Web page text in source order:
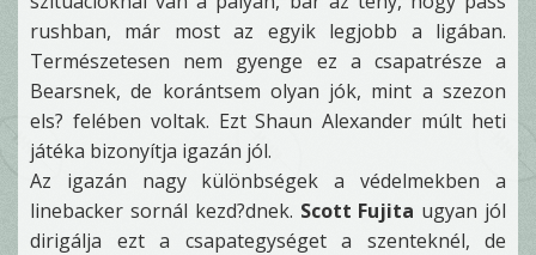
rushban, már most az egyik legjobb a ligában.
Természetesen nem gyenge ez a csapatrésze a
Bearsnek, de korántsem olyan jók, mint a szezon
els? felében voltak. Ezt Shaun Alexander múlt heti
játéka bizonyítja igazán jól.
Az igazán nagy különbségek a védelmekben a
linebacker sornál kezd?dnek. Scott Fujita ugyan jól
dirigálja ezt a csapategységet a szenteknél, de